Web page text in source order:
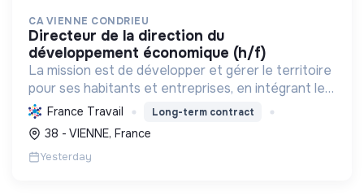
CA VIENNE CONDRIEU
directeur de la direction du
développement économique (h/f)
La mission est de développer et gérer le territoire
pour ses habitants et entreprises, en intégrant le
développement économique, l'environnement et
l'action sociale, avec un fort engagement pour la
tr...
France Travail Long-term contract
38 - VIENNE, France
Yesterday